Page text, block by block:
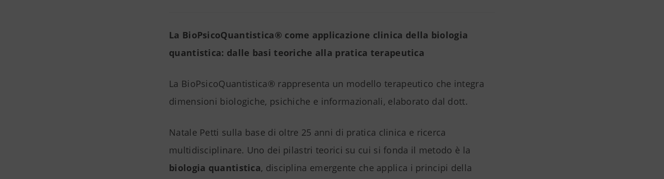
La BioPsicoQuantistica® come applicazione clinica della biologia
quantistica: dalle basi teoriche alla pratica terapeutica
La BioPsicoQuantistica® rappresenta un modello terapeutico che integra
dimensioni biologiche, psichiche e informazionali, elaborato dal dott.
Natale Petti sulla base di oltre 25 anni di pratica clinica e ricerca
multidisciplinare. Uno dei pilastri teorici su cui si fonda il metodo è la
biologia quantistica, disciplina emergente che applica i principi della